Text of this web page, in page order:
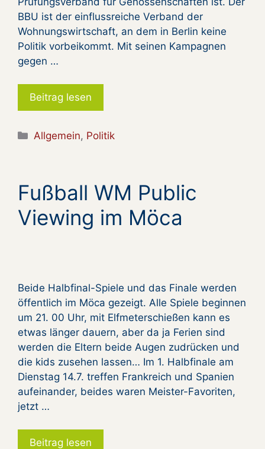
BBU ist der einflussreiche Verband der
Wohnungswirtschaft, an dem in Berlin keine
Politik vorbeikommt. Mit seinen Kampagnen
gegen …
Beitrag lesen
Kategorien
Allgemein, Politik
Fußball WM Public
Viewing im Möca
Beide Halbfinal-Spiele und das Finale werden
öffentlich im Möca gezeigt. Alle Spiele beginnen
um 21. 00 Uhr, mit Elfmeterschießen kann es
etwas länger dauern, aber da ja Ferien sind
werden die Eltern beide Augen zudrücken und
die kids zusehen lassen… Im 1. Halbfinale am
Dienstag 14.7. treffen Frankreich und Spanien
aufeinander, beides waren Meister-Favoriten,
jetzt …
Beitrag lesen